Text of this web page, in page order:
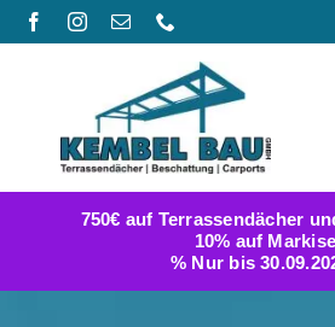
Zum
Produktwelt
750€ auf Terrassendächer
10% auf
% Nur bis